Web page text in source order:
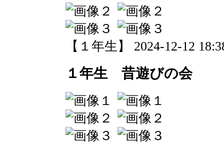
【１年生】 2024-12-12
１年生 昔遊びの会